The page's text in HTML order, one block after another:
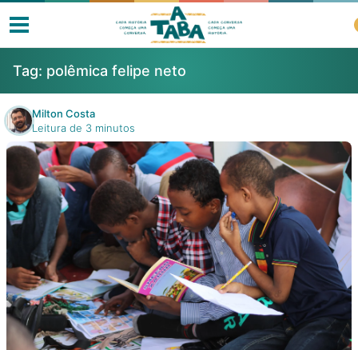
Livros
Resenhas
Clube de Leitores
Listas
Como ler?
Tag: polêmica felipe neto
Milton Costa
Leitura de 3 minutos